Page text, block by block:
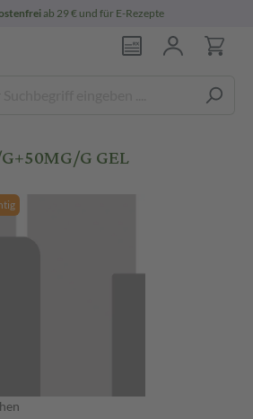
ab 29 € und für E-Rezepte
G GEL